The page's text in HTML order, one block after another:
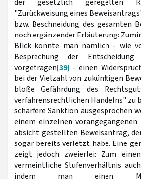
der gesetzlich geregelten
"Zurückweisung eines
bzw. Beschneidung des gesamten
noch ergänzender Erläuterung:
Blick könnte man nämlich - wie
Besprechung der Entscheidung
vorgetragen[39] - einen
bei der Vielzahl von zukünftigen
bloße Gefährdung des
verfahrensrechtlichen Handelns" zu
schär­fere Sanktion ausgesprochen
einem einzelnen
absicht gestellten Beweisantrag,
sogar bereits verletzt habe. Eine
zeigt jedoch zweierlei: Zum
vermeintliche Stufenverhältnis
indem man einen